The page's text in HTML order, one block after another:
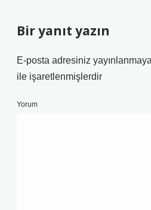
Bir yanıt yazın
E-posta adresiniz
ile işaretlenmişlerdir
Yorum